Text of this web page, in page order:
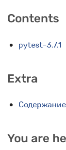
Contents
pytest-3.7.1
Extra
You are